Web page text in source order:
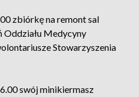
zbiórkę na remont sal
Oddziału Medycyny
Stowarzyszenia
swój minikiermasz